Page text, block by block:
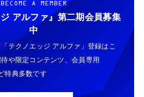
BECOME A MEMBER
アルファ』 第二期会員募集
中
テクノエッジ アルファ」登録はこ
や限定コンテンツ、会員専用
特典多数です